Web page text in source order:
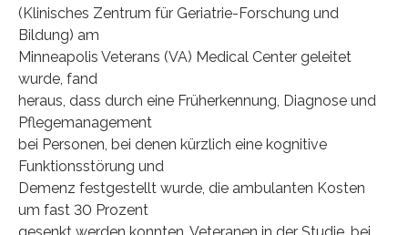
(Klinisches Zentrum für Geriatrie-Forschung und
Bildung) am
Minneapolis Veterans (VA) Medical Center geleitet
wurde, fand
heraus, dass durch eine Früherkennung, Diagnose und
Pflegemanagement
bei Personen, bei denen kürzlich eine kognitive
Funktionsstörung und
Demenz festgestellt wurde, die ambulanten Kosten
um fast 30 Prozent
gesenkt werden konnten. Veteranen in der Studie, bei